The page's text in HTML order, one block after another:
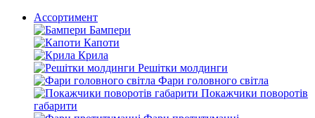
Ассортимент
Бампери
Капоти
Крила
Решітки молдинги
Фари головного світла
Покажчики поворотів
габарити